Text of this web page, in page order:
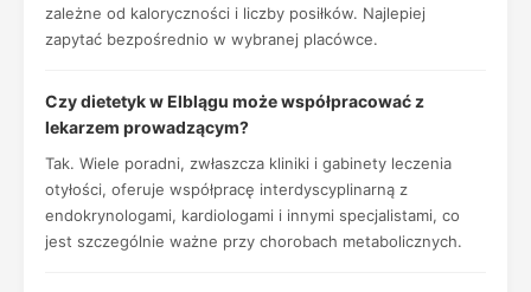
zależne od kaloryczności i liczby posiłków. Najlepiej
zapytać bezpośrednio w wybranej placówce.
Czy dietetyk w Elblągu może współpracować z
lekarzem prowadzącym?
Tak. Wiele poradni, zwłaszcza kliniki i gabinety leczenia
otyłości, oferuje współpracę interdyscyplinarną z
endokrynologami, kardiologami i innymi specjalistami, co
jest szczególnie ważne przy chorobach metabolicznych.